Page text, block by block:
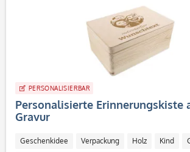
PERSONALISIERBAR
Personalisierte Erinnerungskiste
Gravur
Geschenkidee Verpackung Holz Kind